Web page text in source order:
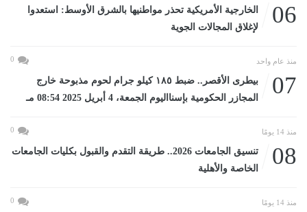
06
الخارجية الأمريكية تحذر مواطنيها بالشرق الأوسط: استعدوا
لإغلاق المجالات الجوية
منذ عام واحد 0
07
بيطرى الأقصر.. ضبط ١٨٥ كيلو جرام لحوم مذبوحة خارج
المجازر الحكومية بإسنااليوم الجمعة، 4 أبريل 2025 08:54 مـ
منذ 14 يومًا 0
08
تنسيق الجامعات 2026.. طريقة التقدم والقبول بكليات الجامعات
الخاصة والأهلية
منذ 14 يومًا 0